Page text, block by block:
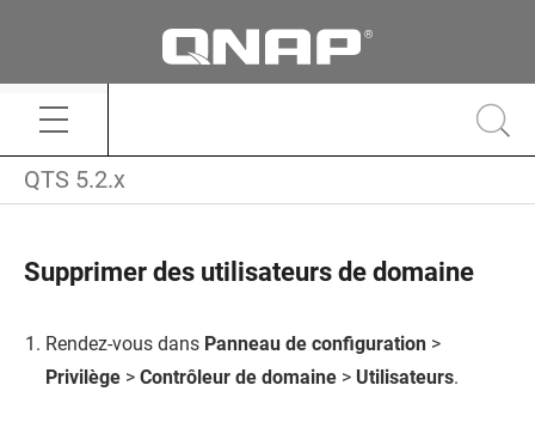
QTS 5.2.x
Supprimer des utilisateurs de domaine
Rendez-vous dans Panneau de configuration >
Privilège > Contrôleur de domaine > Utilisateurs.